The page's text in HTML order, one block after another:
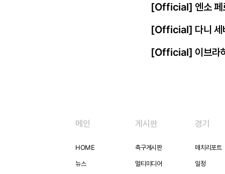
[Official] 엔소 페
[Official] 다니 세
[Official] 이브라
메인
HOME
뉴스
게시판
축구게시판
멀티미디어
경기
매치리포트
일정